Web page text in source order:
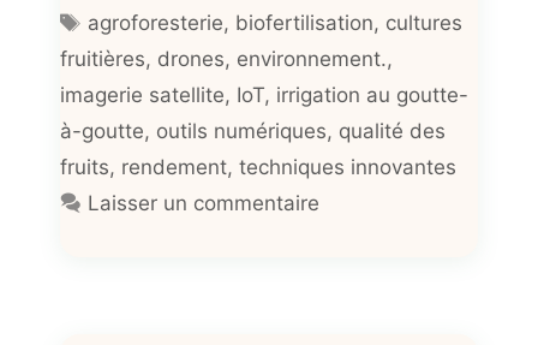
Étiquettes
agroforesterie, biofertilisation, cultures
fruitières, drones, environnement.,
imagerie satellite, IoT, irrigation au goutte-
à-goutte, outils numériques, qualité des
fruits, rendement, techniques innovantes
Laisser un commentaire